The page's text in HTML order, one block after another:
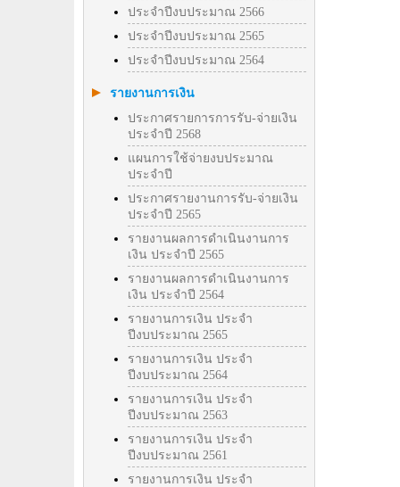
ประจำปีงบประมาณ 2566
ประจำปีงบประมาณ 2565
ประจำปีงบประมาณ 2564
รายงานการเงิน
ประกาศรายการการรับ-จ่ายเงิน
ประจำปี 2568
แผนการใช้จ่ายงบประมาณ
ประจำปี
ประกาศรายงานการรับ-จ่ายเงิน
ประจำปี 2565
รายงานผลการดำเนินงานการ
เงิน ประจำปี 2565
รายงานผลการดำเนินงานการ
เงิน ประจำปี 2564
รายงานการเงิน ประจำ
ปีงบประมาณ 2565
รายงานการเงิน ประจำ
ปีงบประมาณ 2564
รายงานการเงิน ประจำ
ปีงบประมาณ 2563
รายงานการเงิน ประจำ
ปีงบประมาณ 2561
รายงานการเงิน ประจำ